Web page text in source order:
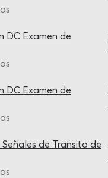
DC Examen de
DC Examen de
de Transito de